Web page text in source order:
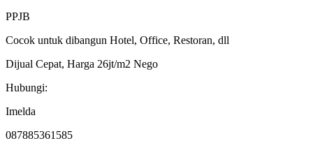
PPJB
Cocok untuk dibangun Hotel, Office, Restoran, dll
Dijual Cepat, Harga 26jt/m2 Nego
Hubungi:
Imelda
087885361585